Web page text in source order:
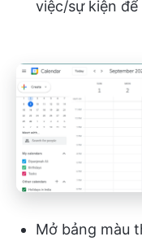
việc/sự kiện
Mở bảng màu